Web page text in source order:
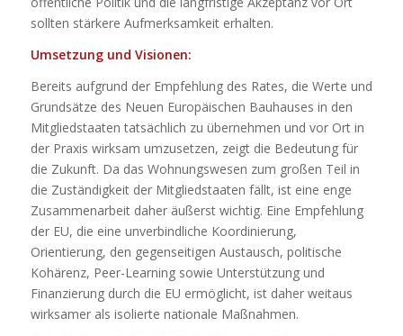
sollten stärkere Aufmerksamkeit erhalten.
Umsetzung und Visionen:
Bereits aufgrund der Empfehlung des Rates, die Werte und
Grundsätze des Neuen Europäischen Bauhauses in den
Mitgliedstaaten tatsächlich zu übernehmen und vor Ort in
der Praxis wirksam umzusetzen, zeigt die Bedeutung für
die Zukunft. Da das Wohnungswesen zum großen Teil in
die Zuständigkeit der Mitgliedstaaten fällt, ist eine enge
Zusammenarbeit daher äußerst wichtig. Eine Empfehlung
der EU, die eine unverbindliche Koordinierung,
Orientierung, den gegenseitigen Austausch, politische
Kohärenz, Peer-Learning sowie Unterstützung und
Finanzierung durch die EU ermöglicht, ist daher weitaus
wirksamer als isolierte nationale Maßnahmen.